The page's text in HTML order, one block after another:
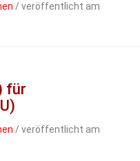
/ veröffentlicht am
für
/ veröffentlicht am